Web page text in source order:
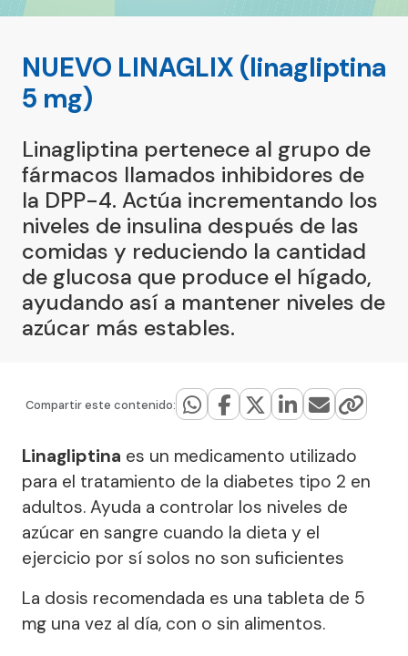
NUEVO LINAGLIX (linagliptina
5 mg)
Linagliptina pertenece al grupo de
fármacos llamados inhibidores de
la DPP-4. Actúa incrementando los
niveles de insulina después de las
comidas y reduciendo la cantidad
de glucosa que produce el hígado,
ayudando así a mantener niveles de
azúcar más estables.
Compartir este contenido:
Linagliptina es un medicamento utilizado
para el tratamiento de la diabetes tipo 2 en
adultos. Ayuda a controlar los niveles de
azúcar en sangre cuando la dieta y el
ejercicio por sí solos no son suficientes
La dosis recomendada es una tableta de 5
mg una vez al día, con o sin alimentos.